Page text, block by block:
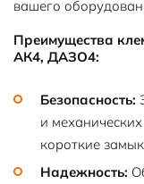
вашего
Преимущества
АК4, ДАЗО4:
Безопасность:
и
короткие
Надежность: